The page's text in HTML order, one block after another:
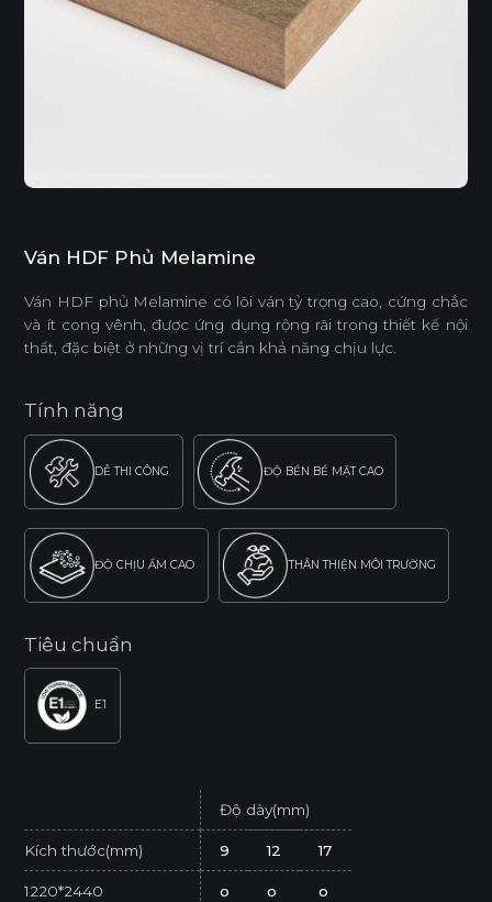
Ván HDF Phủ Melamine
Ván HDF phủ Melamine có lõi ván tỷ trọng cao, cứng chắc
và ít cong vênh, được ứng dụng rộng rãi trong thiết kế nội
thất, đặc biệt ở những vị trí cần khả năng chịu lực.
Tính năng
DỄ THI CÔNG ĐỘ BỀN BỀ MẶT CAO
ĐỘ CHỊU ẨM CAO THÂN THIỆN MÔI TRƯỜNG
Tiêu chuẩn
E1
Độ dày(mm)
Kích thước(mm) 9 12 17
1220*2440 o o o